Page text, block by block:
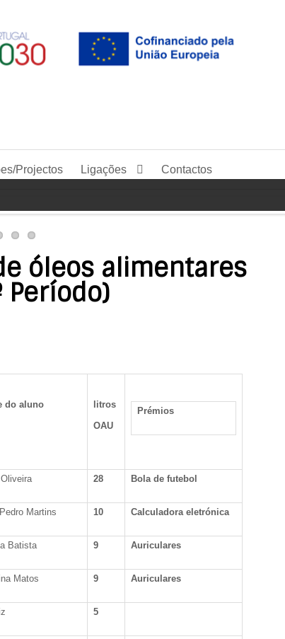
Projectos Ligações Contactos
óleos alimentares
Período)
do aluno
litros
OAU
Prémios
28 Bola de futebol
Martins 10 Calculadora eletrónica
Batista 9 Auriculares
Matos 9 Auriculares
5